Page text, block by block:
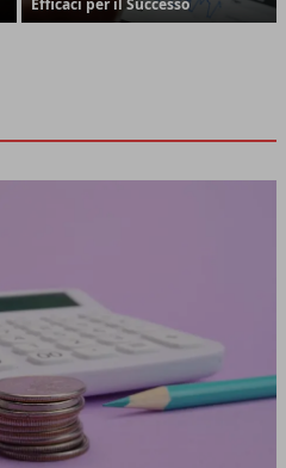
Efficaci per il Successo